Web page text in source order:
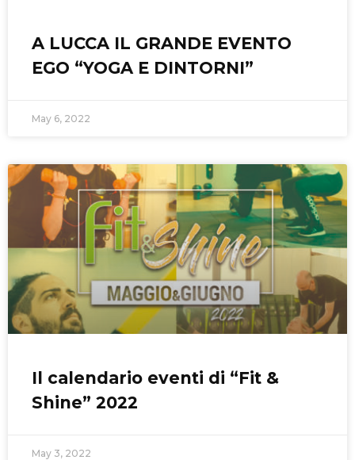
A LUCCA IL GRANDE EVENTO
EGO “YOGA E DINTORNI”
May 6, 2022
Il calendario eventi di “Fit &
Shine” 2022
May 3, 2022